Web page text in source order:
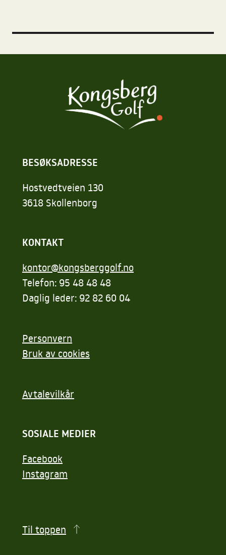
BESØKSADRESSE
Hostvedtveien 130
3618 Skollenborg
KONTAKT
kontor@kongsberggolf.no
Telefon: 95 48 48 48
Daglig leder: 92 82 60 04
Personvern
Bruk av cookies
Avtalevilkår
SOSIALE MEDIER
Facebook
Instagram
Til toppen